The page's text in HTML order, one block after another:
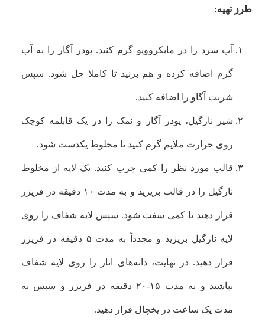
طرز تهیه:
آب سرد را در مایکروویو گرم کنید. پودر آگار را به آب
گرم اضافه کرده و هم بزنید تا کاملا حل شود. سپس
شربت آگاو را اضافه کنید.
شیر نارگیل، پودر آگار و نمک را در یک قابلمه کوچک
روی حرارت ملایم گرم کنید تا مخلوط یکدست شود.
قالب مورد نظر را کمی چرب کنید. یک لایه از مخلوط
نارگیل را در قالب بریزید و به مدت ۱۰ دقیقه در فریزر
قرار دهید تا کمی سفت شود. سپس لایه شفاف را روی
لایه نارگیل بریزید و مجدداً به مدت ۵ دقیقه در فریزر
قرار دهید. در نهایت، دانه‌های انار را روی لایه شفاف
بپاشید و به مدت ۱۵-۲۰ دقیقه در فریزر و سپس به
مدت یک ساعت در یخچال قرار دهید.